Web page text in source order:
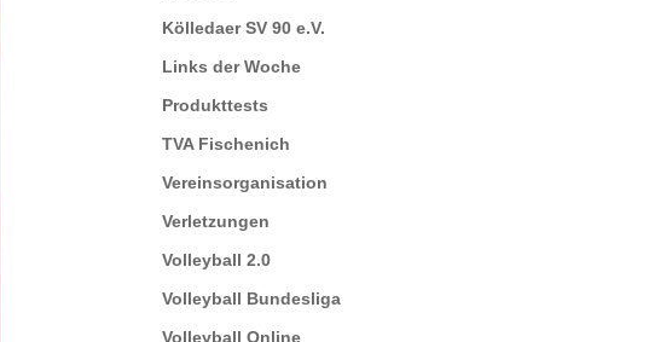
Kölledaer SV 90 e.V.
Links der Woche
Produkttests
TVA Fischenich
Vereinsorganisation
Verletzungen
Volleyball 2.0
Volleyball Bundesliga
Volleyball Online